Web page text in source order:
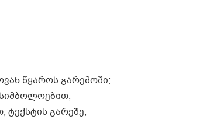
წყაროს გარემოში;
სიმბოლოებით;
ტექსტის გარეშე;